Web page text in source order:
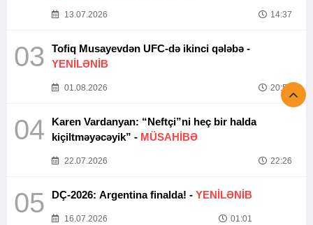
13.07.2026 14:37
03
Tofiq Musayevdən UFC-də ikinci qələbə -
YENİLƏNİB
01.08.2026 20:52
04
Karen Vardanyan: “Neftçi”ni heç bir halda
kiçiltməyəcəyik” - MÜSAHİBƏ
22.07.2026 22:26
05 DÇ-2026: Argentina finalda! - YENİLƏNİB
16.07.2026 01:01